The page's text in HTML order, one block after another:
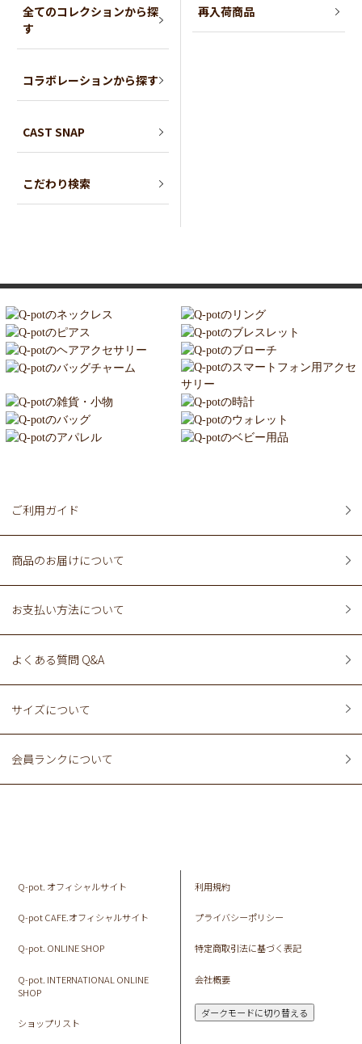
全てのコレクションから探
す
コラボレーションから探す
CAST SNAP
こだわり検索
再入荷商品
ご利用ガイド
商品のお届けについて
お支払い方法について
よくある質問 Q&A
サイズについて
会員ランクについて
Q-pot. オフィシャルサイト
Q-pot CAFE.オフィシャルサイト
Q-pot. ONLINE SHOP
Q-pot. INTERNATIONAL ONLINE
SHOP
ショップリスト
利用規約
プライバシーポリシー
特定商取引法に基づく表記
会社概要
ダークモードに切り替える